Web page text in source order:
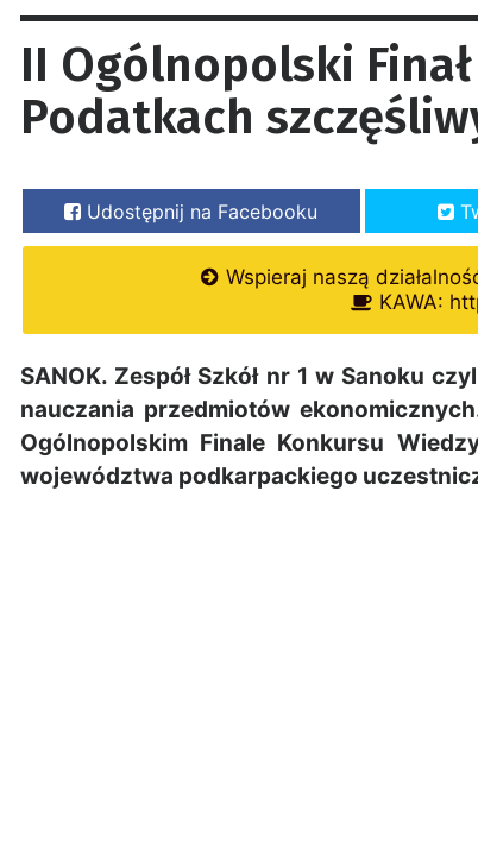
II Ogólnopolski
Podatkach
Udostępnij na Facebooku
Wspieraj naszą
KAWA:
SANOK. Zespół Szkół nr 1 w Sanoku
nauczania przedmiotów
Ogólnopolskim Finale Konkursu
województwa podkarpackiego